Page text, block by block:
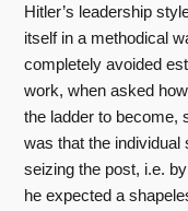
Hitler’s leadership
itself in a methodical
completely avoided
work, when asked
the ladder to become,
was that the
seizing the post, i.e.
he expected a